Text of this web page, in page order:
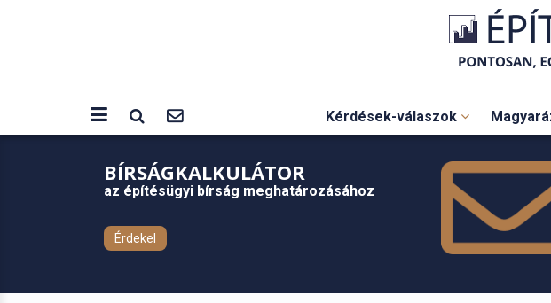
Kérdések-válaszok
BÍRSÁGKALKULÁTOR
az építésügyi bírság meghatározásához
Érdekel